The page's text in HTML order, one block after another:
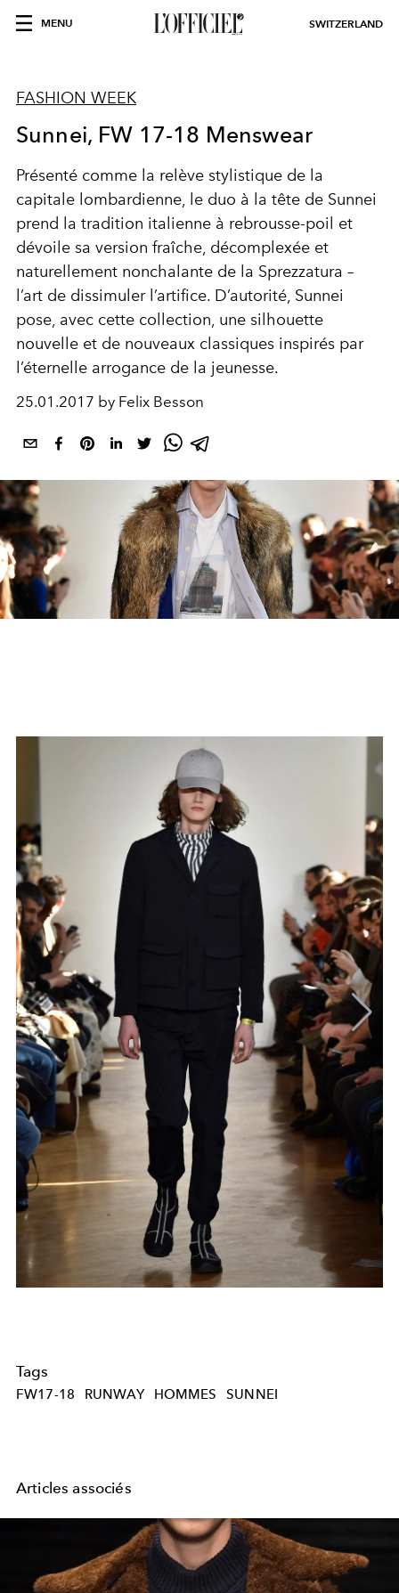
MENU SWITZERLAND
FASHION WEEK
Sunnei, FW 17-18 Menswear
Présenté comme la relève stylistique de la
capitale lombardienne, le duo à la tête de Sunnei
prend la tradition italienne à rebrousse-poil et
dévoile sa version fraîche, décomplexée et
naturellement nonchalante de la Sprezzatura –
l’art de dissimuler l’artifice. D’autorité, Sunnei
pose, avec cette collection, une silhouette
nouvelle et de nouveaux classiques inspirés par
l’éternelle arrogance de la jeunesse.
25.01.2017 by Felix Besson
Tags
FW17-18 RUNWAY HOMMES SUNNEI
Articles associés